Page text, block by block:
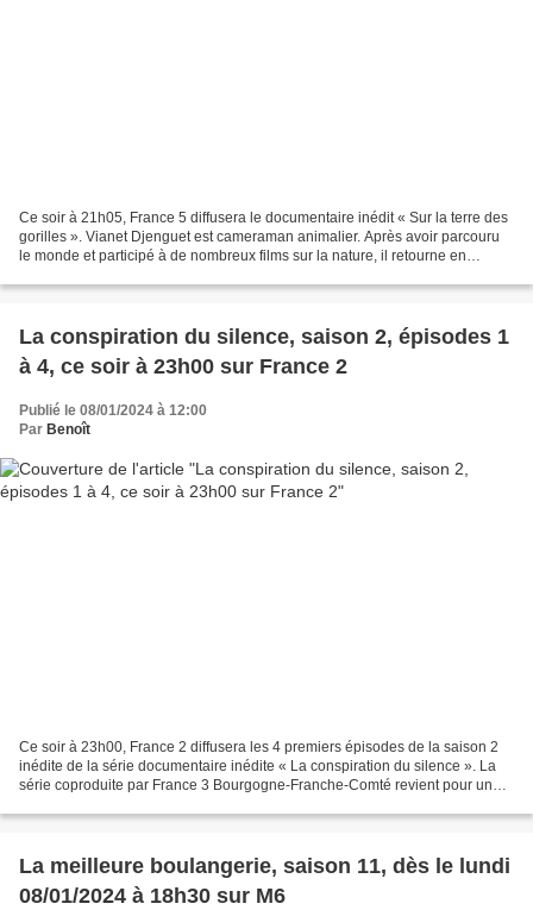
Ce soir à 21h05, France 5 diffusera le documentaire inédit « Sur la terre des
gorilles ». Vianet Djenguet est cameraman animalier. Après avoir parcouru
le monde et participé à de nombreux films sur la nature, il retourne en
La conspiration du silence, saison 2, épisodes 1
à 4, ce soir à 23h00 sur France 2
Publié le 08/01/2024 à 12:00
Par Benoît
Ce soir à 23h00, France 2 diffusera les 4 premiers épisodes de la saison 2
inédite de la série documentaire inédite « La conspiration du silence ». La
série coproduite par France 3 Bourgogne-Franche-Comté revient pour une
La meilleure boulangerie, saison 11, dès le lundi
08/01/2024 à 18h30 sur M6